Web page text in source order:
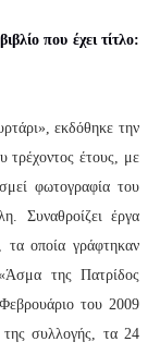
που έχει τίτλο:
εκδόθηκε την
τρέχοντος έτους, με
φωτογραφία του
Συναθροίζει έργα
τα οποία γράφτηκαν
της Πατρίδος
του 2009
συλλογής, τα 24